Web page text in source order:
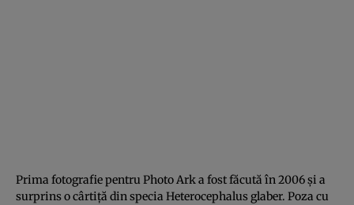
Prima fotografie pentru Photo Ark a fost făcută în 2006 și a
surprins o cârtiță din specia Heterocephalus glaber. Poza cu